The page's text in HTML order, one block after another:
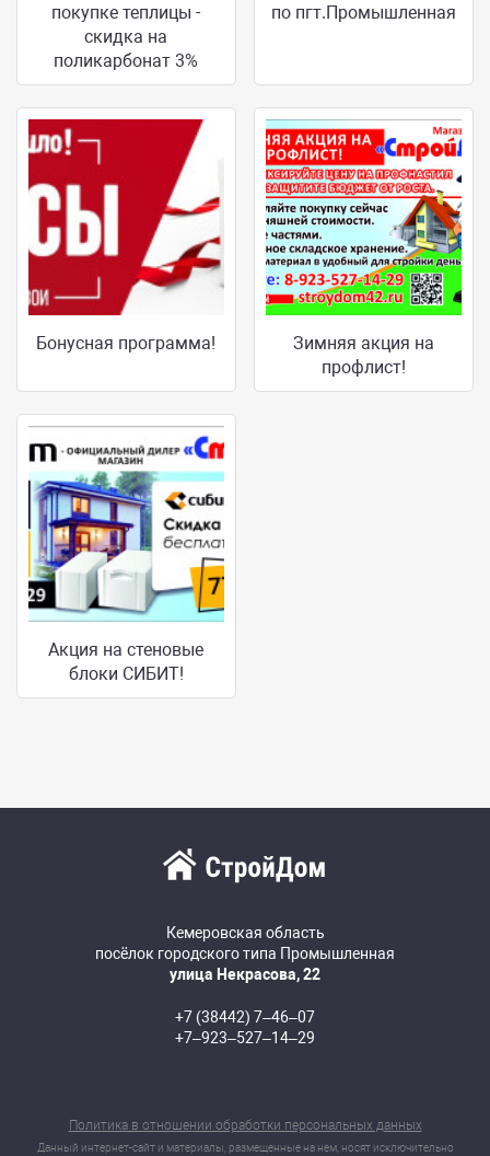
покупке теплицы -
скидка на
поликарбонат 3%
по пгт.Промышленная
Бонусная программа!
Зимняя акция на
профлист!
Акция на стеновые
блоки СИБИТ!
Кемеровская область
посёлок городского типа Промышленная
улица Некрасова, 22
+7 (38442) 7‒46‒07
+7‒923‒527‒14‒29
Политика в отношении обработки персональных данных
Данный интернет-сайт и материалы, размещенные на нем, носят исключительно